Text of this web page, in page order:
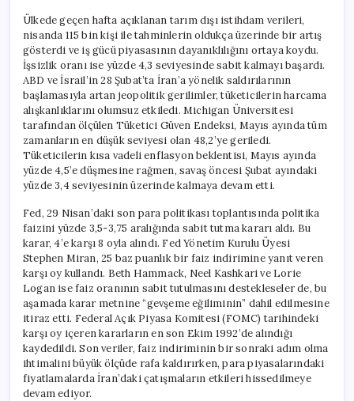
Ülkede geçen hafta açıklanan tarım dışı istihdam verileri,
nisanda 115 bin kişi ile tahminlerin oldukça üzerinde bir artış
gösterdi ve iş gücü piyasasının dayanıklılığını ortaya koydu.
İşsizlik oranı ise yüzde 4,3 seviyesinde sabit kalmayı başardı.
ABD ve İsrail’in 28 Şubat’ta İran’a yönelik saldırılarının
başlamasıyla artan jeopolitik gerilimler, tüketicilerin harcama
alışkanlıklarını olumsuz etkiledi. Michigan Üniversitesi
tarafından ölçülen Tüketici Güven Endeksi, Mayıs ayında tüm
zamanların en düşük seviyesi olan 48,2’ye geriledi.
Tüketicilerin kısa vadeli enflasyon beklentisi, Mayıs ayında
yüzde 4,5’e düşmesine rağmen, savaş öncesi Şubat ayındaki
yüzde 3,4 seviyesinin üzerinde kalmaya devam etti.
Fed, 29 Nisan’daki son para politikası toplantısında politika
faizini yüzde 3,5-3,75 aralığında sabit tutma kararı aldı. Bu
karar, 4’e karşı 8 oyla alındı. Fed Yönetim Kurulu Üyesi
Stephen Miran, 25 baz puanlık bir faiz indirimine yanıt veren
karşı oy kullandı. Beth Hammack, Neel Kashkari ve Lorie
Logan ise faiz oranının sabit tutulmasını destekleseler de, bu
aşamada karar metnine “gevşeme eğiliminin” dahil edilmesine
itiraz etti. Federal Açık Piyasa Komitesi (FOMC) tarihindeki
karşı oy içeren kararların en son Ekim 1992’de alındığı
kaydedildi. Son veriler, faiz indiriminin bir sonraki adım olma
ihtimalini büyük ölçüde rafa kaldırırken, para piyasalarındaki
fiyatlamalarda İran’daki çatışmaların etkileri hissedilmeye
devam ediyor.